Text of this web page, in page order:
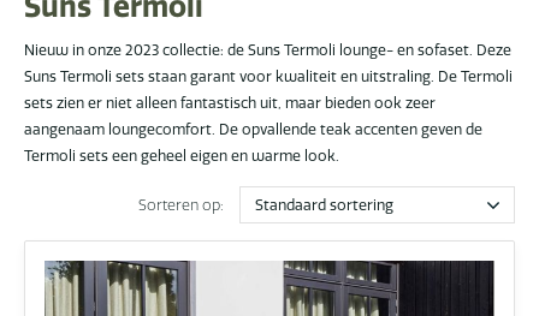
Nieuw in onze 2023 collectie: de Suns Termoli lounge- en sofaset. Deze
Suns Termoli sets staan garant voor kwaliteit en uitstraling. De Termoli
sets zien er niet alleen fantastisch uit, maar bieden ook zeer
aangenaam loungecomfort. De opvallende teak accenten geven de
Termoli sets een geheel eigen en warme look.
Sorteren op: